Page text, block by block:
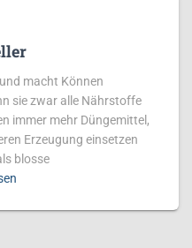
macht Können
sie zwar alle Nährstoffe
immer mehr Düngemittel,
Erzeugung einsetzen
blosse